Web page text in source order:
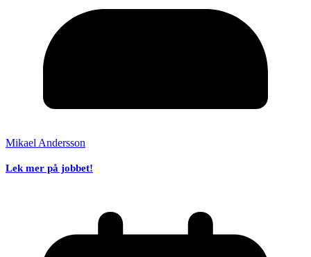
Mikael Andersson
Lek mer på jobbet!